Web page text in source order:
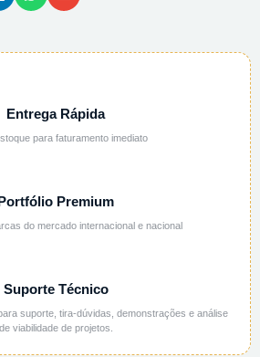
Entrega Rápida
para faturamento imediato
Premium
do mercado internacional e nacional
Suporte Técnico
suporte, tira-dúvidas, demonstrações e análise
de viabilidade de projetos.